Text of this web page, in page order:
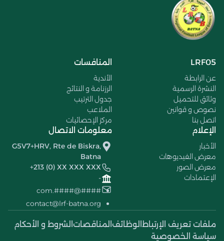
LRF05
عن الرابطة
النشرة الرسمية
وثائق للتحميل
نصوص و قوانين
اتصل بنا
المنافسات
الأندية
الرزنامة و النتائج
جدول الترتيب
الملاعب
مركز الإحصائيات
الإعلام
الأخبار
معرض الفيديوهات
معرض الصور
الإعتمادات
معلومات الاتصال
G5V7+HRV, Rte de Biskra,
Batna
+213 (0) XX XXX XXX
-
####@####.com
contact@lrf-batna.org
ملفات تعريف الإرتباط الوظائف المناقصات الشروط و الأحكام
سياسة الخصوصية